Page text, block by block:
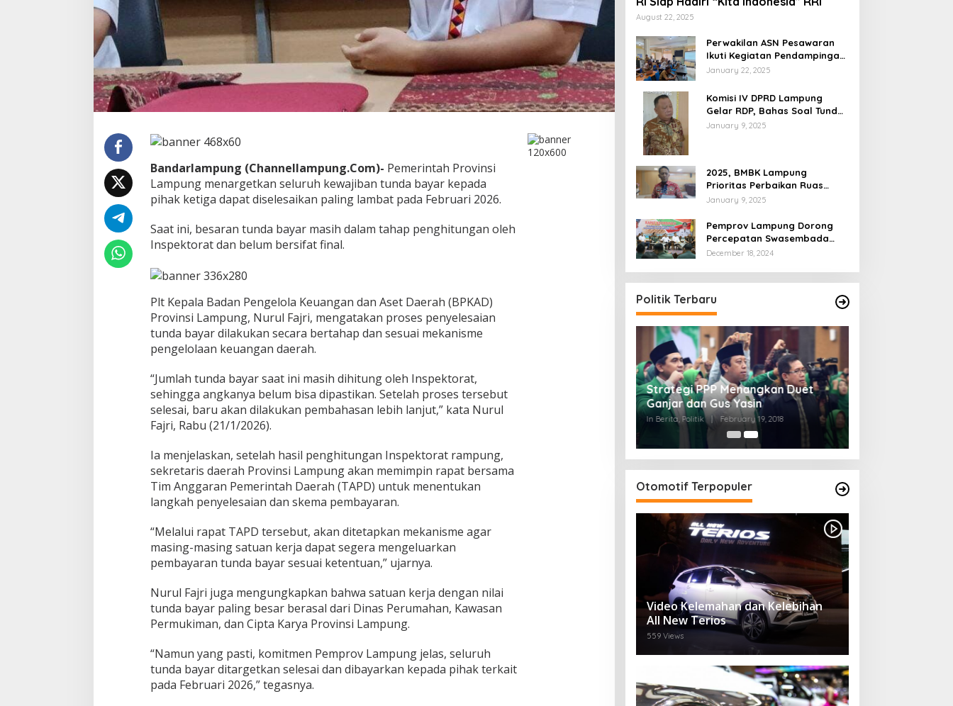
d
B
y
r
a
l
u
r
a
n
F
u
a
r
i
2
2
6
Bandarlampung (Channellampung.Com)- Pemerintah Provinsi
Lampung menargetkan seluruh kewajiban tunda bayar kepada
pihak ketiga dapat diselesaikan paling lambat pada Februari 2026.
Saat ini, besaran tunda bayar masih dalam tahap penghitungan oleh
Inspektorat dan belum bersifat final.
Plt Kepala Badan Pengelola Keuangan dan Aset Daerah (BPKAD)
Provinsi Lampung, Nurul Fajri, mengatakan proses penyelesaian
tunda bayar dilakukan secara bertahap dan sesuai mekanisme
pengelolaan keuangan daerah.
“Jumlah tunda bayar saat ini masih dihitung oleh Inspektorat,
sehingga angkanya belum bisa dipastikan. Setelah proses tersebut
selesai, baru akan dilakukan pembahasan lebih lanjut,” kata Nurul
Fajri, Rabu (21/1/2026).
Ia menjelaskan, setelah hasil penghitungan Inspektorat rampung,
sekretaris daerah Provinsi Lampung akan memimpin rapat bersama
Tim Anggaran Pemerintah Daerah (TAPD) untuk menentukan
langkah penyelesaian dan skema pembayaran.
“Melalui rapat TAPD tersebut, akan ditetapkan mekanisme agar
masing-masing satuan kerja dapat segera mengeluarkan
pembayaran tunda bayar sesuai ketentuan,” ujarnya.
Nurul Fajri juga mengungkapkan bahwa satuan kerja dengan nilai
tunda bayar paling besar berasal dari Dinas Perumahan, Kawasan
Permukiman, dan Cipta Karya Provinsi Lampung.
“Namun yang pasti, komitmen Pemprov Lampung jelas, seluruh
tunda bayar ditargetkan selesai dan dibayarkan kepada pihak terkait
pada Februari 2026,” tegasnya.
August 22, 2025
Perwakilan ASN Pesawaran
Ikuti Kegiatan Pendampingan
Perencanaan Produk Hukum
January 22, 2025
Komisi IV DPRD Lampung
Gelar RDP, Bahas Soal Tunda
Bayar di Tiga OPD
January 9, 2025
2025, BMBK Lampung
Prioritas Perbaikan Ruas
Jalan Padat Penduduk
January 9, 2025
Pemprov Lampung Dorong
Percepatan Swasembada
Pangan
December 18, 2024
Politik Terbaru
Ini Dia Hubungan Partai Garuda
dengan Gerindra
Strategi PPP Menangkan Duet
Ganjar dan Gus Yasin
In Berita, Politik | February 19, 2018
Otomotif Terpopuler
Video Kelemahan dan Kelebihan
All New Terios
559 Views